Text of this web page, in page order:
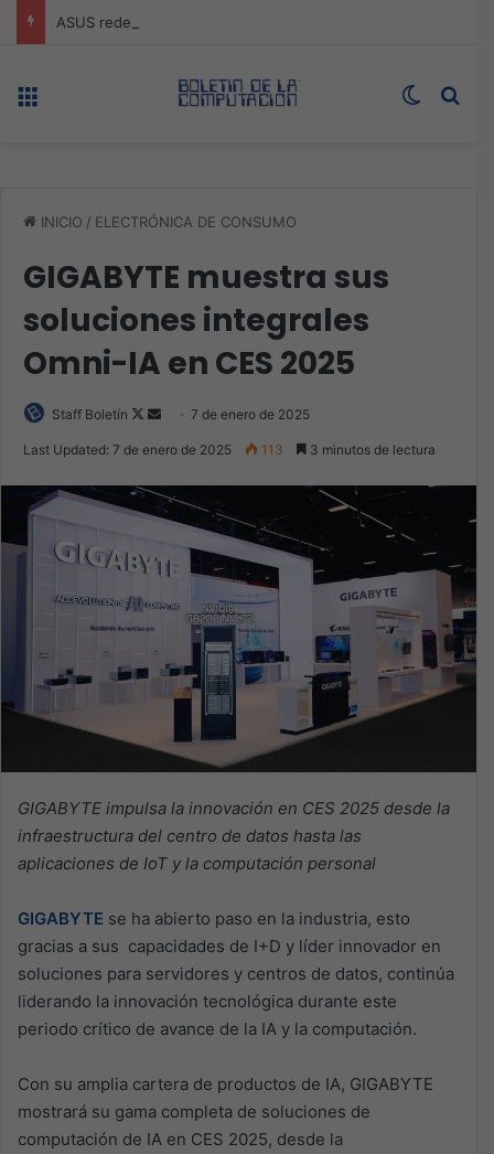
Switch
INICIO / ELECTRÓNICA DE CONSUMO
GIGABYTE muestra sus
soluciones integrales
Omni-IA en CES 2025
Staff Boletín
Follow
Send7 de enero de 2025
Last Updated: 7 de enero de 2025 113 3 minutos de lectura
GIGABYTE impulsa la innovación en CES 2025 desde la
infraestructura del centro de datos hasta las
aplicaciones de IoT y la computación personal
GIGABYTE se ha abierto paso en la industria, esto
gracias a sus capacidades de I+D y líder innovador en
soluciones para servidores y centros de datos, continúa
liderando la innovación tecnológica durante este
periodo crítico de avance de la IA y la computación.
Con su amplia cartera de productos de IA, GIGABYTE
mostrará su gama completa de soluciones de
computación de IA en CES 2025, desde la